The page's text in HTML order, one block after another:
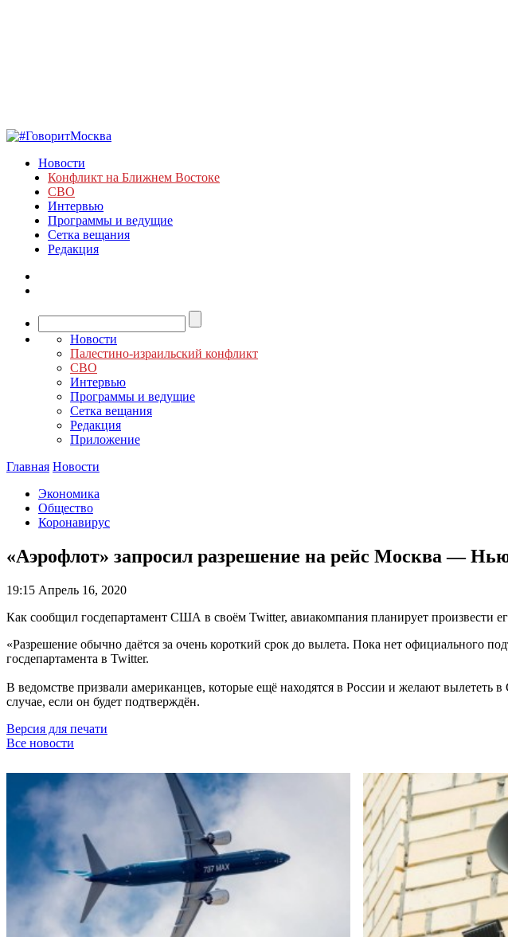
Новости
Конфликт на Ближнем Востоке
СВО
Интервью
Программы и ведущие
Сетка вещания
Редакция
Новости
Палестино-израильский конфликт
СВО
Интервью
Программы и ведущие
Сетка вещания
Редакция
Приложение
Главная Новости
Экономика
Общество
Коронавирус
«Аэрофлот» запросил разрешение на рейс Москва —
19:15 Апрель 16, 2020
Как сообщил госдепартамент США в своём Twitter, авиакомпания планирует произвести
«Разрешение обычно даётся за очень короткий срок до вылета. Пока нет официального
госдепартамента в Twitter.
В ведомстве призвали американцев, которые ещё находятся в России и желают
случае, если он будет подтверждён.
Версия для печати
Все новости